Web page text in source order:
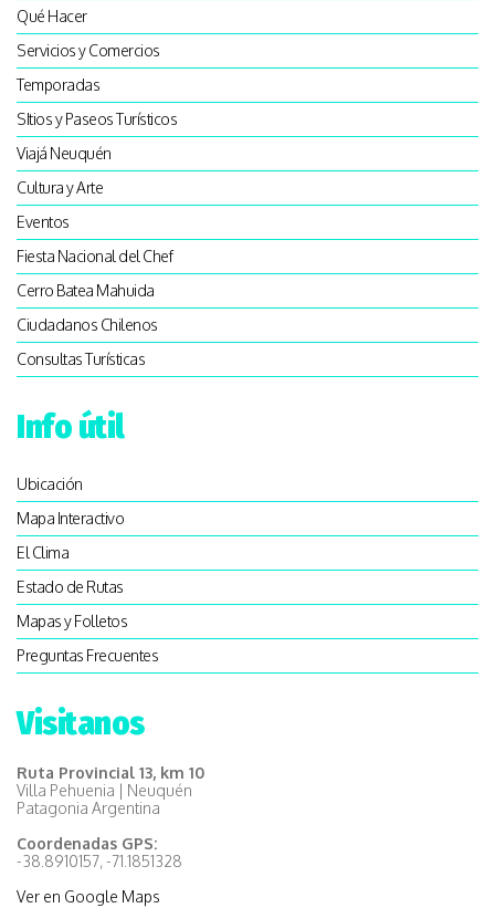
Qué Hacer
Servicios y Comercios
Temporadas
SItios y Paseos Turísticos
Viajá Neuquén
Cultura y Arte
Eventos
Fiesta Nacional del Chef
Cerro Batea Mahuida
Ciudadanos Chilenos
Consultas Turísticas
Info útil
Ubicación
Mapa Interactivo
El Clima
Estado de Rutas
Mapas y Folletos
Preguntas Frecuentes
Visitanos
Ruta Provincial 13, km 10
Villa Pehuenia | Neuquén
Patagonia Argentina
Coordenadas GPS:
-38.8910157, -71.1851328
Ver en Google Maps